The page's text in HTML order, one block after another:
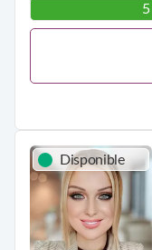
Disponible